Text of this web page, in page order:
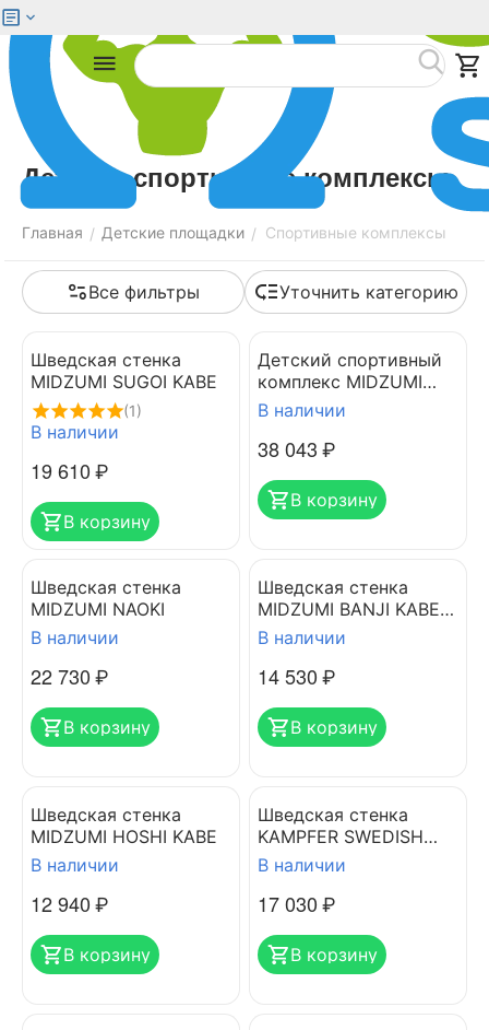
Детские спортивные комплексы
Главная / Детские площадки / Спортивные комплексы
Все фильтры Уточнить категорию
Шведская стенка
MIDZUMI SUGOI KABE
(1)
В наличии
19 610₽
В корзину
Детский спортивный
комплекс MIDZUMI
CHIKARA UNIVERSAL
В наличии
38 043₽
В корзину
Шведская стенка
MIDZUMI NAOKI
В наличии
22 730₽
В корзину
Шведская стенка
MIDZUMI BANJI KABE
BOXING
В наличии
14 530₽
В корзину
Шведская стенка
MIDZUMI HOSHI KABE
В наличии
12 940₽
В корзину
Шведская стенка
KAMPFER SWEDISH
CEILING
В наличии
17 030₽
В корзину
Меню Найти